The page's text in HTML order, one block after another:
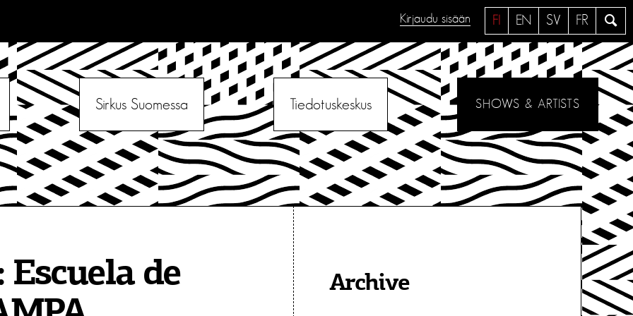
a
e
FI EN SV FR
Kirjaudu sisään
Sirkus Suomessa Tiedotuskeskus SHOWS & ARTISTS
Escuela de
Archive